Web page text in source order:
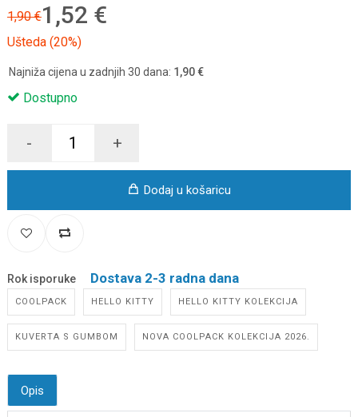
1,90 €1,52 €
Ušteda (20%)
Najniža cijena u zadnjih 30 dana: 1,90 €
Dostupno
- +
Dodaj u košaricu
Rok isporuke Dostava 2-3 radna dana
COOLPACK HELLO KITTY HELLO KITTY KOLEKCIJA
KUVERTA S GUMBOM NOVA COOLPACK KOLEKCIJA 2026.
Opis